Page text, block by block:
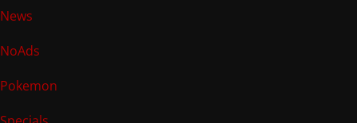
News
NoAds
Pokemon